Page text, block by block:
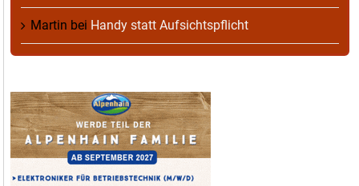
Martin bei Handy statt Aufsichtspflicht